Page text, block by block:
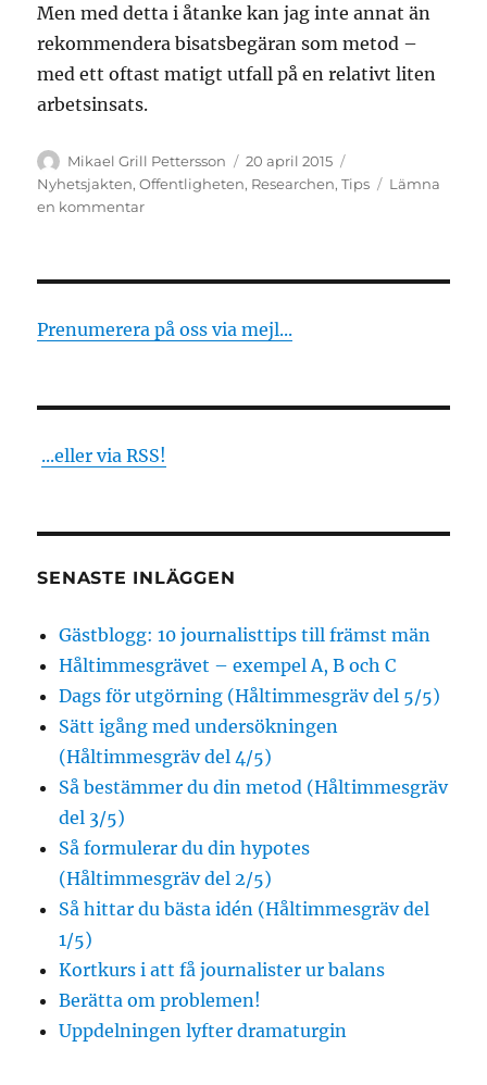
Men med detta i åtanke kan jag inte annat än
rekommendera bisatsbegäran som metod –
med ett oftast matigt utfall på en relativt liten
arbetsinsats.
Författare
Mikael Grill Pettersson
Publicerat
den
20 april 2015
Nyhetsjakten,Offentligheten, Researchen,Tips
Lämna
en kommentartill
dag
en
nyhet
Prenumerera på oss via mejl...
...eller via RSS!
SENASTE INLÄGGEN
Gästblogg: 10 journalisttips till främst män
Håltimmesgrävet – exempel A, B och C
Dags för utgörning (Håltimmesgräv del 5/5)
Sätt igång med undersökningen
(Håltimmesgräv del 4/5)
Så bestämmer du din metod (Håltimmesgräv
del 3/5)
Så formulerar du din hypotes
(Håltimmesgräv del 2/5)
Så hittar du bästa idén (Håltimmesgräv del
1/5)
Kortkurs i att få journalister ur balans
Berätta om problemen!
Uppdelningen lyfter dramaturgin